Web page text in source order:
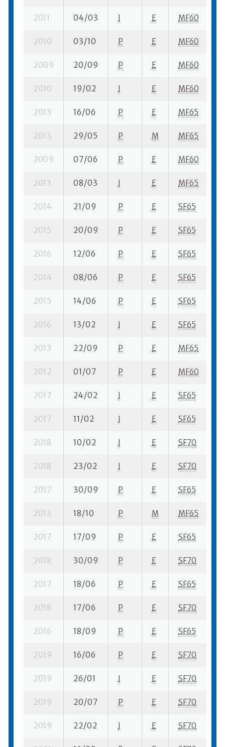
2011 04/03 I E MF60
2010 03/10 P E MF60
2009 20/09 P E MF60
2010 19/02 I E MF60
2013 16/06 P E MF65
2013 29/05 P M MF65
2009 07/06 P E MF60
2013 08/03 I E MF65
2014 21/09 P E SF65
2015 20/09 P E SF65
2016 12/06 P E SF65
2014 08/06 P E SF65
2015 14/06 P E SF65
2016 13/02 I E SF65
2013 22/09 P E MF65
2012 01/07 P E MF60
2017 24/02 I E SF65
2017 11/02 I E SF65
2018 10/02 I E SF70
2018 23/02 I E SF70
2017 30/09 P E SF65
2013 18/10 P M MF65
2017 17/09 P E SF65
2018 30/09 P E SF70
2017 18/06 P E SF65
2018 17/06 P E SF70
2016 18/09 P E SF65
2019 16/06 P E SF70
2019 26/01 I E SF70
2019 20/07 P E SF70
2019 22/02 I E SF70